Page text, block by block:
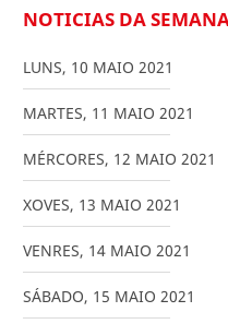
NOTICIAS DA
LUNS, 10 MAIO 2021
MARTES, 11 MAIO 2021
MÉRCORES, 12 MAIO 2021
XOVES, 13 MAIO 2021
VENRES, 14 MAIO 2021
SÁBADO, 15 MAIO 2021